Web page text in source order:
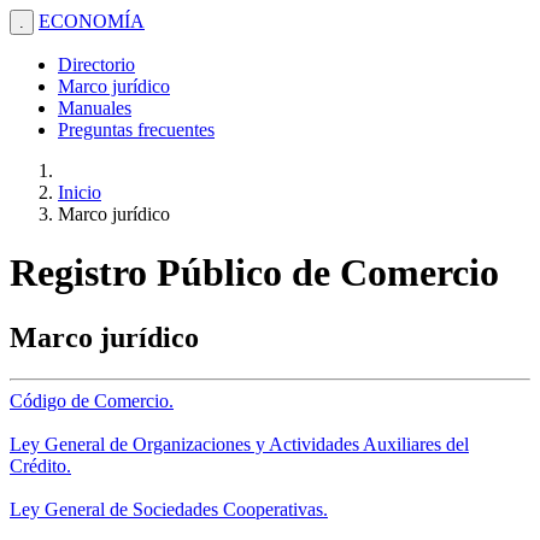
. ECONOMÍA
Directorio
Marco jurídico
Manuales
Preguntas frecuentes
Inicio
Marco jurídico
Registro Público de Comercio
Marco jurídico
Código de Comercio.
Ley General de Organizaciones y Actividades Auxiliares del
Crédito.
Ley General de Sociedades Cooperativas.